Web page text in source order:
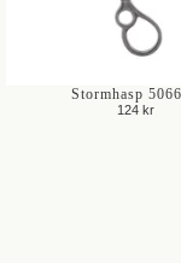
Stormhasp
124 kr